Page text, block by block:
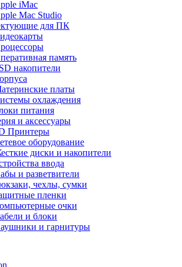
iMac
Mac Studio
для ПК
память
накопители
платы
охлаждения
питания
и аксессуары
Принтеры
оборудование
диски и накопители
ввода
и разветвители
чехлы, сумки
пленки
очки
и блоки
и гарнитуры